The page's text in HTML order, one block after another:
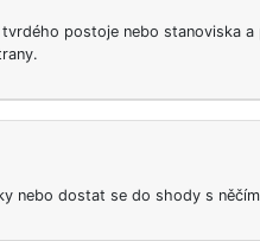
postoje nebo stanoviska
nebo dostat se do shody s